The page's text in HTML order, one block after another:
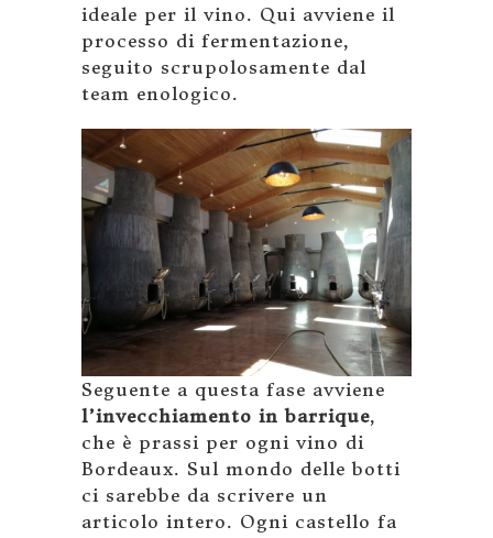
ideale per il vino. Qui avviene il
processo di fermentazione,
seguito scrupolosamente dal
team enologico.
Seguente a questa fase avviene
l’invecchiamento in barrique,
che è prassi per ogni vino di
Bordeaux. Sul mondo delle botti
ci sarebbe da scrivere un
articolo intero. Ogni castello fa